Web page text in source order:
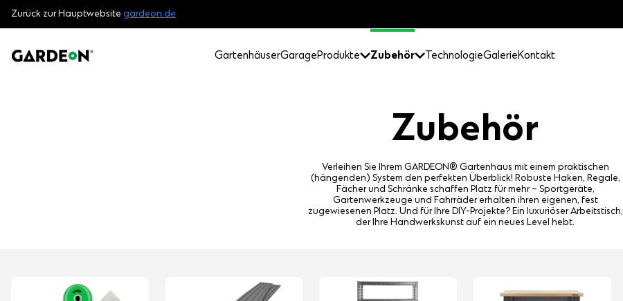
Zurück zur Hauptwebsite gardeon.de
GartenhäuserGarageProdukte Zubehör TechnologieGalerieKontakt
Zubehör
Verleihen Sie Ihrem GARDEON® Gartenhaus mit einem praktischen
(hängenden) System den perfekten Überblick! Robuste Haken, Regale,
Fächer und Schränke schaffen Platz für mehr – Sportgeräte,
Gartenwerkzeuge und Fahrräder erhalten ihren eigenen, fest
zugewiesenen Platz. Und für Ihre DIY-Projekte? Ein luxuriöser Arbeitstisch,
der Ihre Handwerkskunst auf ein neues Level hebt.